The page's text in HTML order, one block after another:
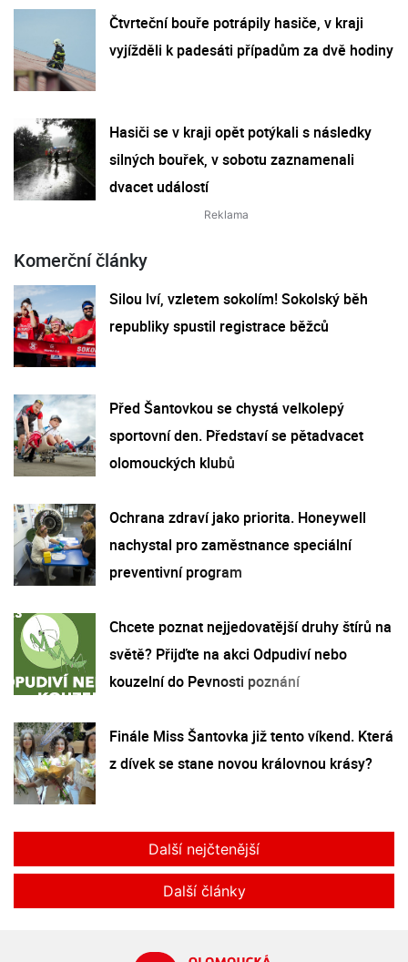
Čtvrteční bouře potrápily hasiče, v kraji
vyjížděli k padesáti případům za dvě hodiny
Hasiči se v kraji opět potýkali s následky
silných bouřek, v sobotu zaznamenali
dvacet událostí
Komerční články
Silou lví, vzletem sokolím! Sokolský běh
republiky spustil registrace běžců
Před Šantovkou se chystá velkolepý
sportovní den. Představí se pětadvacet
olomouckých klubů
Ochrana zdraví jako priorita. Honeywell
nachystal pro zaměstnance speciální
preventivní program
Chcete poznat nejjedovatější druhy štírů na
světě? Přijďte na akci Odpudiví nebo
kouzelní do Pevnosti poznání
Finále Miss Šantovka již tento víkend. Která
z dívek se stane novou královnou krásy?
Další nejčtenější
Další články